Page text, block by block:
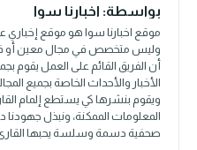
بواسطة: اخبارنا سوا
موقع اخبارنا سوا هو موقع إخباري
وليس متخصص في مجال معين أو
أن الفريق القائم على العمل يقوم
الأخبار والأحداث الخاصة بجميع
ويقوم بنشرها كي يستطع إلمام
المعلومات الممكنة، ونبذل جهودنا
صحفية دسمة وسلسة يحبها